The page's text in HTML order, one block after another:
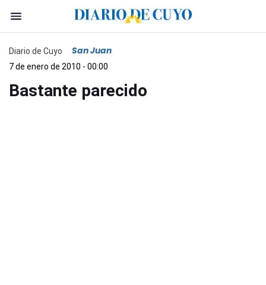
Diario de Cuyo San Juan
7 de enero de 2010 - 00:00
Bastante parecido